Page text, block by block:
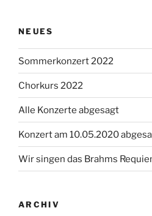
NEUES
Sommerkonzert 2022
Chorkurs 2022
Alle Konzerte abgesagt
Konzert am 10.05.2020
Wir singen das Brahms
ARCHIV